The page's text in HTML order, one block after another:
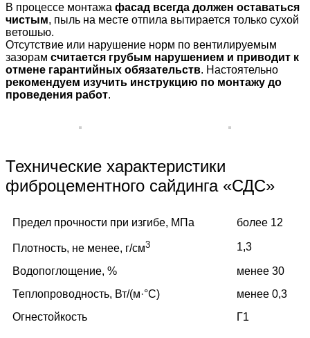
В процессе монтажа фасад всегда должен оставаться
чистым, пыль на месте отпила вытирается только сухой
ветошью.
Отсутствие или нарушение норм по вентилируемым
зазорам считается грубым нарушением и приводит к
отмене гарантийных обязательств. Настоятельно
рекомендуем изучить инструкцию по монтажу до
проведения работ.
Технические характеристики
фиброцементного сайдинга «СДС»
Предел прочности при изгибе, МПа более 12
Плотность, не менее, г/см3 1,3
Водопоглощение, %
менее 30
Теплопроводность, Вт/(м·°C)
менее 0,3
Огнестойкость
Г1